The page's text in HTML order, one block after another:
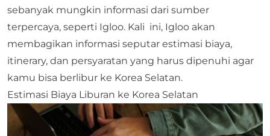
sebanyak mungkin informasi dari sumber
terpercaya, seperti Igloo. Kali ini, Igloo akan
membagikan informasi seputar estimasi biaya,
itinerary, dan persyaratan yang harus dipenuhi agar
kamu bisa berlibur ke Korea Selatan.
Estimasi Biaya Liburan ke Korea Selatan